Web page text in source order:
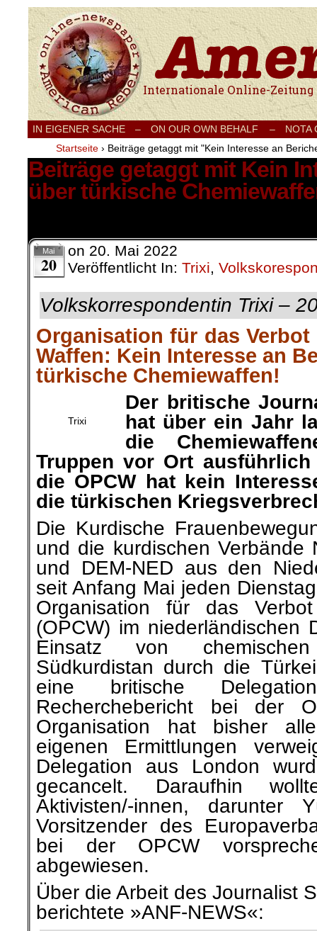
Internationale Onlinezeitung für Frieden,
IN EIGENER SACHE – ON OUR OWN BEHALF –
NOTA
Startseite › Beiträge getaggt mit "Kein Interesse an
Beiträge getaggt mit Kein
über türkische
Mai
20
on 20. Mai 2022
Veröffentlicht In: Trixi,
Volkskorrespondentin Trixi –
Organisation für das Verbot
Waffen: Kein Interesse an
türkische Chemiewaffen!
Trixi
Der britische
hat über ein Jahr
die
Truppen vor Ort
die OPCW hat kein
die türkischen
Die Kurdische
und die kurdischen Verbände
und DEM-NED aus den
seit Anfang Mai jeden
Organisation für das
(OPCW) im niederländischen
Einsatz von
Südkurdistan durch die
eine britische
Recherchebericht bei der
Organisation hat bisher
eigenen Ermittlungen
Delegation aus London
gecancelt. Daraufhin
Aktivisten/-innen, darunter
Vorsitzender des
bei der OPCW
abgewiesen.
Über die Arbeit des Journalist
berichtete »ANF-NEWS«: